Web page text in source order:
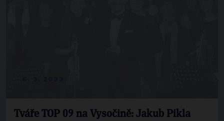
Tváře TOP 09 na Vysočině: Jakub Pikla